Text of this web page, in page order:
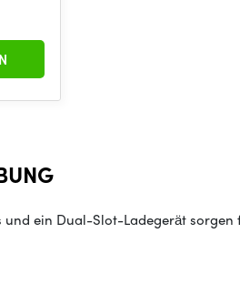
und ein Dual-Slot-Ladegerät